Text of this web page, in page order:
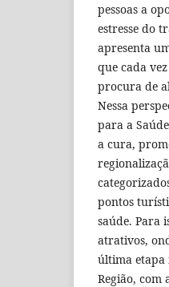
pessoas a
estresse do
apresenta
que cada
procura de
Nessa
para a
a cura,
pontos
saúde. Para
atrativos,
última
Região, com